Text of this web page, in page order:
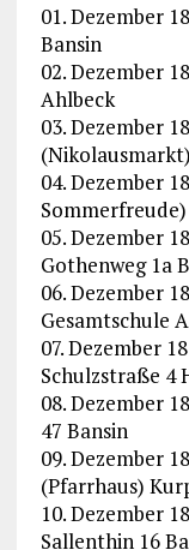
01. Dezember
Bansin
02. Dezember
Ahlbeck
03. Dezember
04. Dezember
05. Dezember
Gothenweg 1a
06. Dezember
Gesamtschule
07. Dezember
Schulzstraße 4
08. Dezember
47 Bansin
09. Dezember
(Pfarrhaus)
10. Dezember
Sallenthin 16